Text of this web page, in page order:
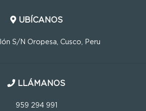
UBÍCANOS
S/N Oropesa, Cusco, Peru
LLÁMANOS
959 294 991